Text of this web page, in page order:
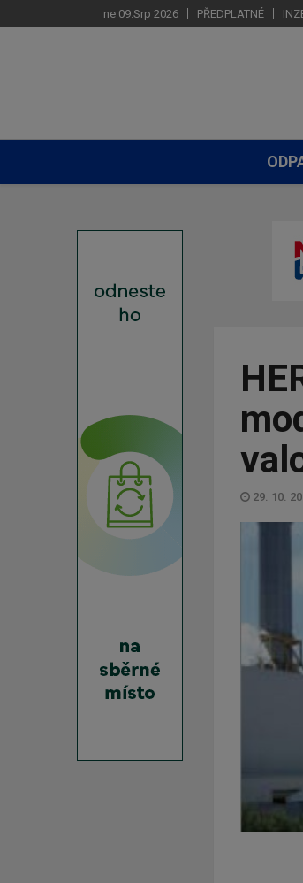
ne 09.Srp 2026 PŘEDPLATNÉ
29. 10.